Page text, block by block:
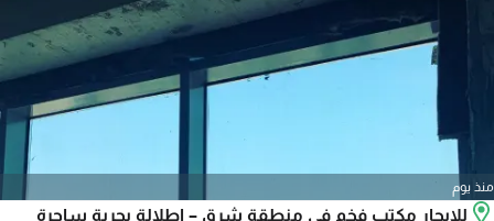
منذ يوم
للإيجار مكتب فخم في منطقة شرق – إطلالة بحرية ساحرة